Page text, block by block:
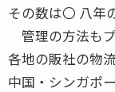
その数は〇 八年
管理の方法も
各地の販社の物
中国・シンガポ